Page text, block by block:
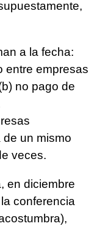
a la fecha:
entre empresas
no pago de
de un mismo
veces.
en diciembre
conferencia